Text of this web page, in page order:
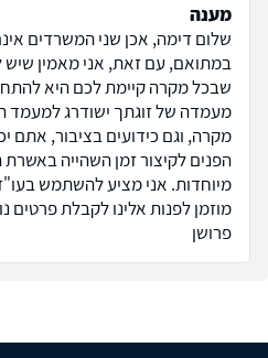
מענה
שלום דימה, אכן שני המשרדים
במתואם, עם זאת, אני מאמין
שבכל מקרה קיימת לכם היא
מקרה, וגם כידועים בציבור, אתם
מיוחדות. אני מציע להשתמש
מוזמן לפנות אלינו לקבלת
פרושן